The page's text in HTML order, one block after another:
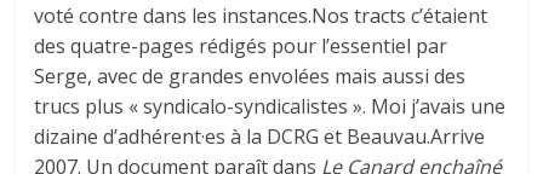
voté contre dans les instances.Nos tracts c’étaient
des quatre-pages rédigés pour l’essentiel par
Serge, avec de grandes envolées mais aussi des
trucs plus « syndicalo-syndicalistes ». Moi j’avais une
dizaine d’adhérent·es à la DCRG et Beauvau.Arrive
2007. Un document paraît dans Le Canard enchaîné